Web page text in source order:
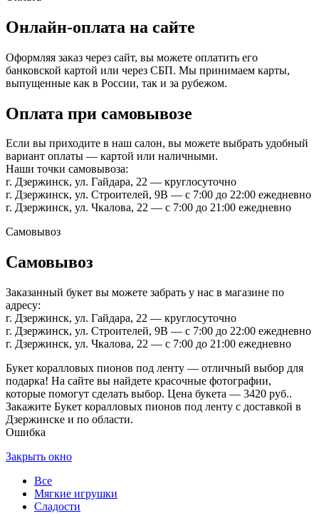
Онлайн-оплата на сайте
Оформляя заказ через сайт, вы можете оплатить его
банковской картой или через СБП. Мы принимаем карты,
выпущенные как в России, так и за рубежом.
Оплата при самовывозе
Если вы приходите в наш салон, вы можете выбрать удобный
вариант оплаты — картой или наличными.
Наши точки самовывоза:
г. Дзержинск, ул. Гайдара, 22 — круглосуточно
г. Дзержинск, ул. Строителей, 9В — с 7:00 до 22:00 ежедневно
г. Дзержинск, ул. Чкалова, 22 — с 7:00 до 21:00 ежедневно
Самовывоз
Самовывоз
Заказанный букет вы можете забрать у нас в магазине по
адресу:
г. Дзержинск, ул. Гайдара, 22 — круглосуточно
г. Дзержинск, ул. Строителей, 9В — с 7:00 до 22:00 ежедневно
г. Дзержинск, ул. Чкалова, 22 — с 7:00 до 21:00 ежедневно
Букет коралловых пионов под ленту — отличный выбор для
подарка! На сайте вы найдете красочные фотографии,
которые помогут сделать выбор. Цена букета — 3420 руб..
Закажите Букет коралловых пионов под ленту с доставкой в
Дзержинске и по области.
Ошибка
Закрыть окно
Все
Мягкие игрушки
Сладости